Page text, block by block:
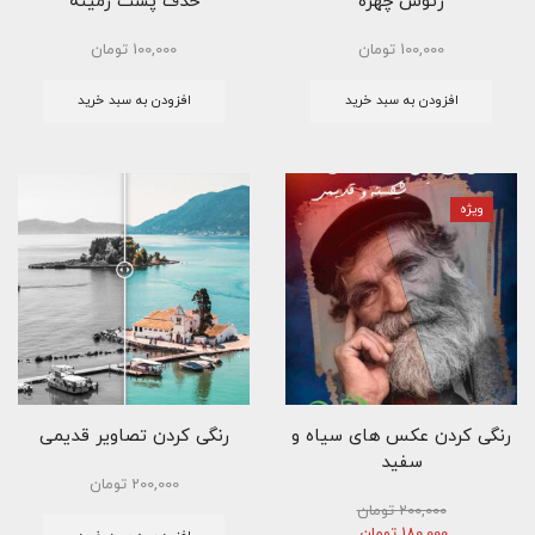
100,000 تومان
افزودن به سبد خرید
100,000 تومان
افزودن به سبد خرید
رنگی کردن تصاویر قدیمی
200,000 تومان
ویژه
رنگی کردن عکس های سیاه و
سفید
200,000 تومان